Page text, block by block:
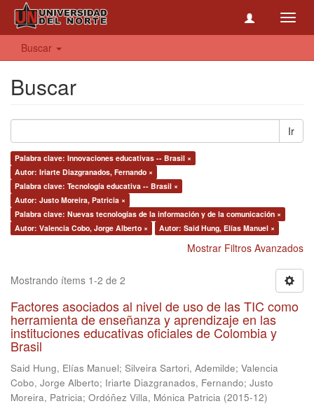
Buscar
Buscar
Ir
Palabra clave: Innovaciones educativas -- Brasil ×
Autor: Iriarte Diazgranados, Fernando ×
Palabra clave: Tecnología educativa -- Brasil ×
Autor: Justo Moreira, Patricia ×
Palabra clave: Nuevas tecnologías de la información y de la comunicación ×
Autor: Valencia Cobo, Jorge Alberto ×
Autor: Said Hung, Elías Manuel ×
Mostrar Filtros Avanzados
Mostrando ítems 1-2 de 2
Factores asociados al nivel de uso de las TIC como
herramienta de enseñanza y aprendizaje en las
instituciones educativas oficiales de Colombia y
Brasil
Said Hung, Elías Manuel; Silveira Sartori, Ademilde; Valencia
Cobo, Jorge Alberto; Iriarte Diazgranados, Fernando; Justo
Moreira, Patricia; Ordóñez Villa, Mónica Patricia (2015-12)